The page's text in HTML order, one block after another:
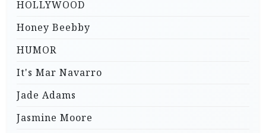
HOLLYWOOD
Honey Beebby
HUMOR
It's Mar Navarro
Jade Adams
Jasmine Moore